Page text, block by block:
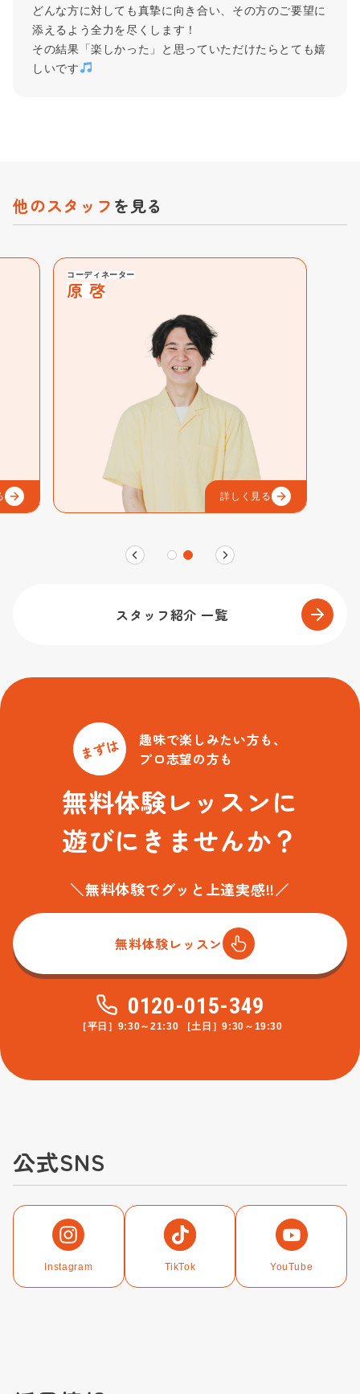
どんな方に対しても真摯に向き合い、その方のご要望に
添えるよう全力を尽くします！
その結果「楽しかった」と思っていただけたらとても嬉
しいです
他のスタッフ を見る
コーディネーター
原 啓
詳しく見る
スタッフ紹介 一覧
まずは
趣味で楽しみたい方も、
プロ志望の方も
無料体験レッスンに
遊びにきませんか？
＼無料体験でグッと上達実感!!／
無料体験レッスン
0120-015-349
［平日］9:30～21:30 ［土日］9:30～19:30
公式SNS
Instagram TikTok YouTube